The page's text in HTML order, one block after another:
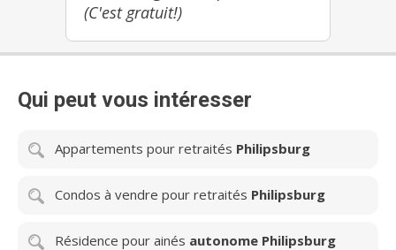
(C'est gratuit!)
Qui peut vous intéresser
Appartements pour retraités Philipsburg
Condos à vendre pour retraités Philipsburg
Résidence pour ainés autonome Philipsburg